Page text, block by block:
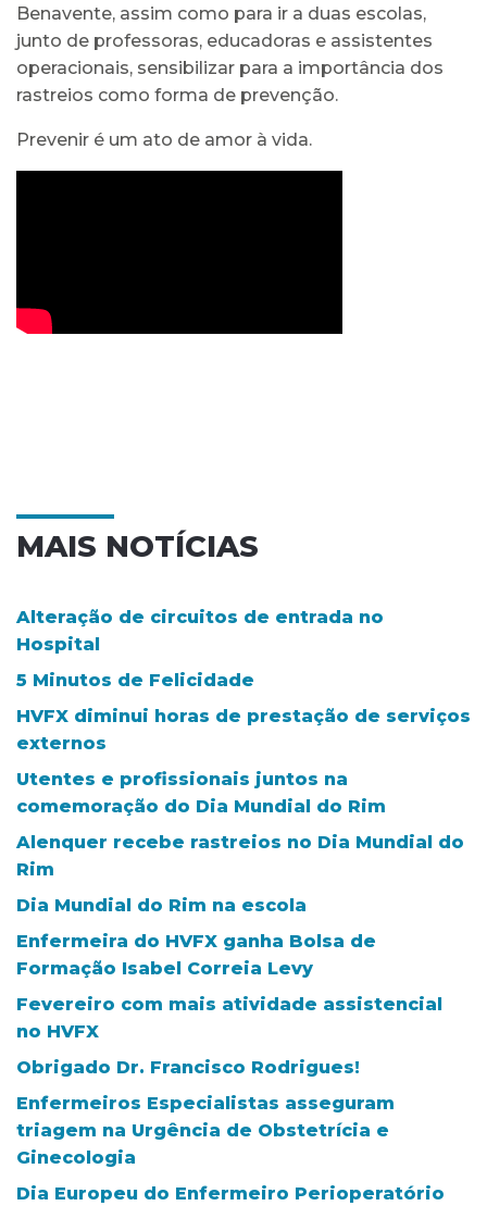
Benavente, assim como para ir a duas escolas,
junto de professoras, educadoras e assistentes
operacionais, sensibilizar para a importância dos
rastreios como forma de prevenção.
Prevenir é um ato de amor à vida.
MAIS NOTÍCIAS
Alteração de circuitos de entrada no
Hospital
5 Minutos de Felicidade
HVFX diminui horas de prestação de serviços
externos
Utentes e profissionais juntos na
comemoração do Dia Mundial do Rim
Alenquer recebe rastreios no Dia Mundial do
Rim
Dia Mundial do Rim na escola
Enfermeira do HVFX ganha Bolsa de
Formação Isabel Correia Levy
Fevereiro com mais atividade assistencial
no HVFX
Obrigado Dr. Francisco Rodrigues!
Enfermeiros Especialistas asseguram
triagem na Urgência de Obstetrícia e
Ginecologia
Dia Europeu do Enfermeiro Perioperatório